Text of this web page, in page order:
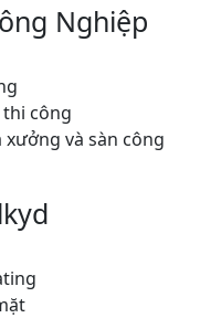
Nghiệp
công
và sàn công